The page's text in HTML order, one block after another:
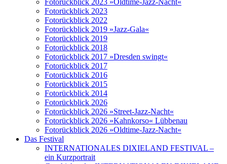
Fotorückblick 2023 »Oldtime-Jazz-Nacht«
Fotorückblick 2023
Fotorückblick 2022
Fotorückblick 2019 »Jazz-Gala«
Fotorückblick 2019
Fotorückblick 2018
Fotorückblick 2017 »Dresden swingt«
Fotorückblick 2017
Fotorückblick 2016
Fotorückblick 2015
Fotorückblick 2014
Fotorückblick 2026
Fotorückblick 2026 »Street-Jazz-Nacht«
Fotorückblick 2026 »Kahnkorso« Lübbenau
Fotorückblick 2026 »Oldtime-Jazz-Nacht«
Das Festival
INTERNATIONALES DIXIELAND FESTIVAL –
ein Kurzportrait